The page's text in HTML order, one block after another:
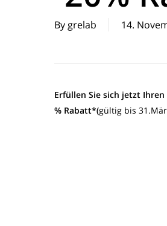
By grelab 14.
Erfüllen Sie sich jetzt
% Rabatt*(gültig bis